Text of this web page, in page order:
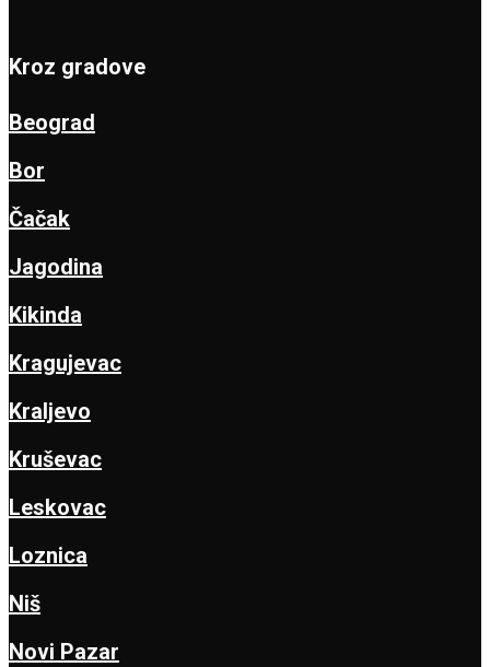
Kroz gradove
Beograd
Bor
Čačak
Jagodina
Kikinda
Kragujevac
Kraljevo
Kruševac
Leskovac
Loznica
Niš
Novi Pazar